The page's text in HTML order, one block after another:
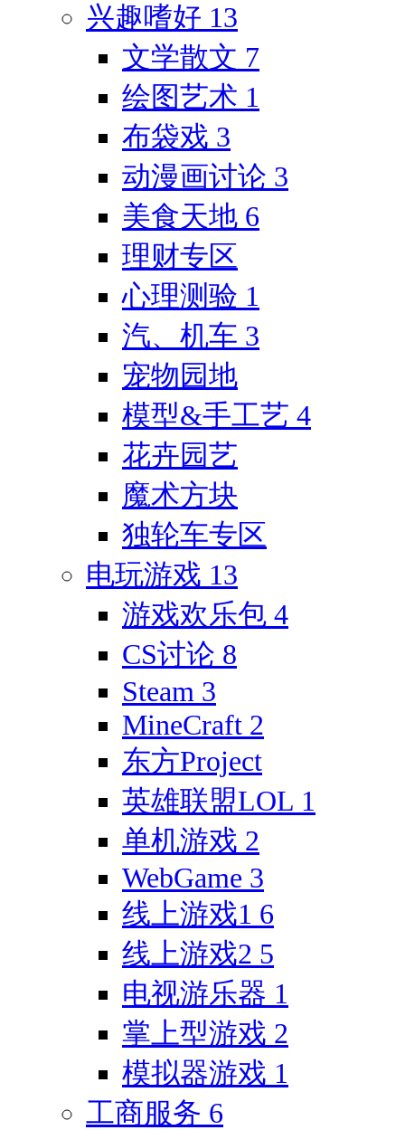
兴趣嗜好 13
文学散文 7
绘图艺术 1
布袋戏 3
动漫画讨论 3
美食天地 6
理财专区
心理测验 1
汽、机车 3
宠物园地
模型&手工艺 4
花卉园艺
魔术方块
独轮车专区
电玩游戏 13
游戏欢乐包 4
CS讨论 8
Steam 3
MineCraft 2
东方Project
英雄联盟LOL 1
单机游戏 2
WebGame 3
线上游戏1 6
线上游戏2 5
电视游乐器 1
掌上型游戏 2
模拟器游戏 1
工商服务 6